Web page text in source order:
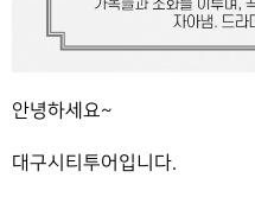
안녕하세요~
대구시티투어입니다.